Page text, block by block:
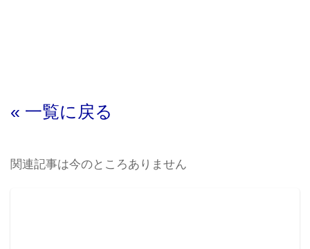
« 一覧に戻る
関連記事は今のところありません